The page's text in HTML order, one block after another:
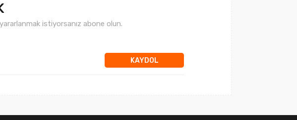
istiyorsanız abone olun.
KAYDOL